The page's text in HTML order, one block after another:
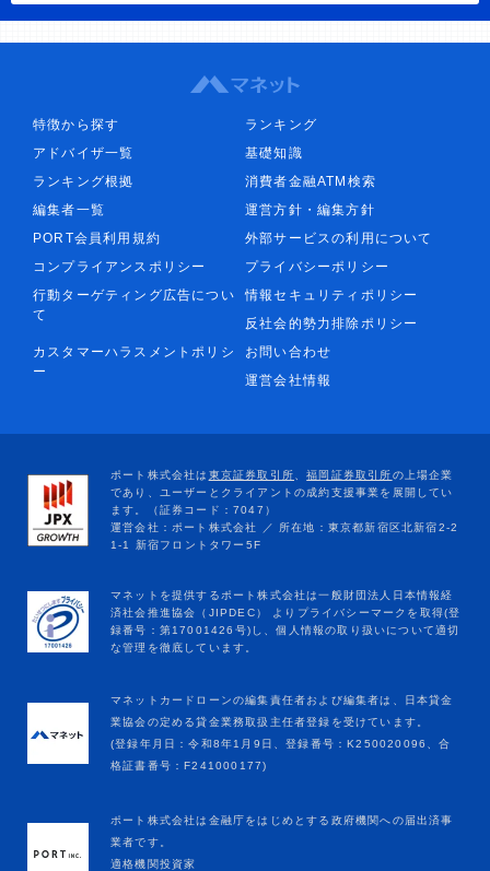
特徴から探す
ランキング
アドバイザ一覧
基礎知識
ランキング根拠
消費者金融ATM検索
編集者一覧
運営方針・編集方針
PORT会員利用規約
外部サービスの利用について
コンプライアンスポリシー
プライバシーポリシー
行動ターゲティング広告につい
て
情報セキュリティポリシー
反社会的勢力排除ポリシー
カスタマーハラスメントポリシ
ー
お問い合わせ
運営会社情報
マネットカードローンの編集責任者および編集者は、日本貸金
業協会の定める貸金業務取扱主任者登録を受けています。
(登録年月日：令和8年1月9日、登録番号：K250020096、合
格証書番号：F241000177)
ポート株式会社は金融庁をはじめとする政府機関への届出済事
業者です。
適格機関投資家